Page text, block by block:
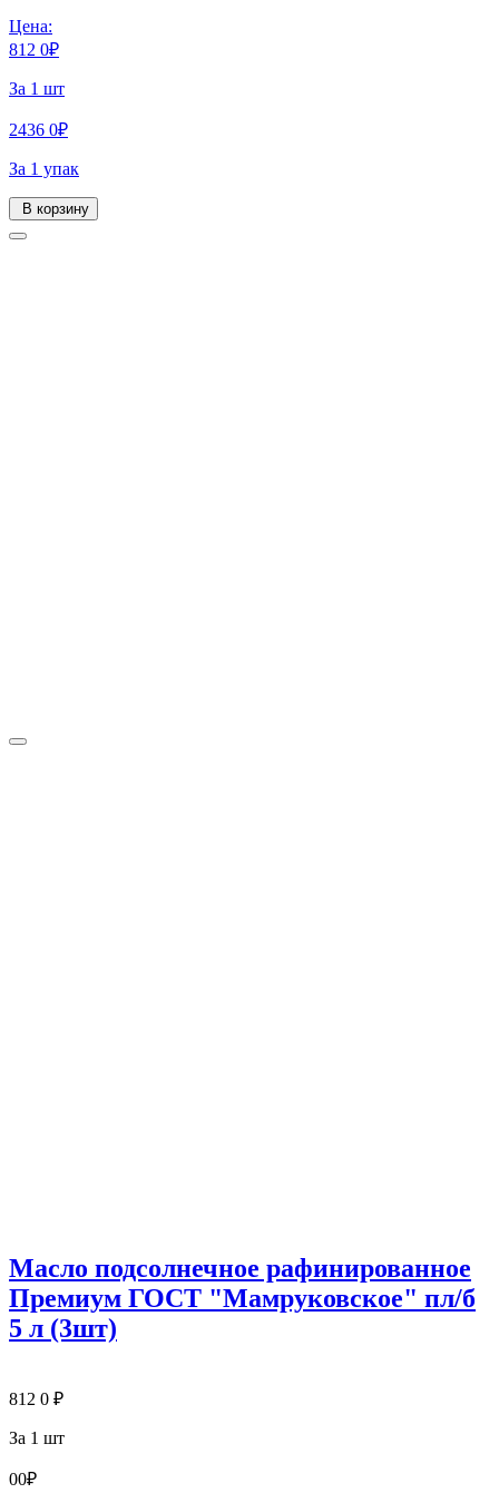
Цена:
812 0₽
За 1 шт
2436 0₽
За 1 упак
В корзину
Масло подсолнечное рафинированное
Премиум ГОСТ "Мамруковское" пл/б
5 л (3шт)
812 0 ₽
За 1 шт
00₽